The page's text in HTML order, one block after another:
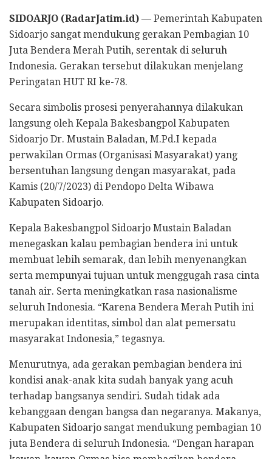
SIDOARJO (RadarJatim.id) — Pemerintah Kabupaten
Sidoarjo sangat mendukung gerakan Pembagian 10
Juta Bendera Merah Putih, serentak di seluruh
Indonesia. Gerakan tersebut dilakukan menjelang
Peringatan HUT RI ke-78.
Secara simbolis prosesi penyerahannya dilakukan
langsung oleh Kepala Bakesbangpol Kabupaten
Sidoarjo Dr. Mustain Baladan, M.Pd.I kepada
perwakilan Ormas (Organisasi Masyarakat) yang
bersentuhan langsung dengan masyarakat, pada
Kamis (20/7/2023) di Pendopo Delta Wibawa
Kabupaten Sidoarjo.
Kepala Bakesbangpol Sidoarjo Mustain Baladan
menegaskan kalau pembagian bendera ini untuk
membuat lebih semarak, dan lebih menyenangkan
serta mempunyai tujuan untuk menggugah rasa cinta
tanah air. Serta meningkatkan rasa nasionalisme
seluruh Indonesia. “Karena Bendera Merah Putih ini
merupakan identitas, simbol dan alat pemersatu
masyarakat Indonesia,” tegasnya.
Menurutnya, ada gerakan pembagian bendera ini
kondisi anak-anak kita sudah banyak yang acuh
terhadap bangsanya sendiri. Sudah tidak ada
kebanggaan dengan bangsa dan negaranya. Makanya,
Kabupaten Sidoarjo sangat mendukung pembagian 10
juta Bendera di seluruh Indonesia. “Dengan harapan